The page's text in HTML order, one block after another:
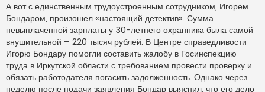
А вот с единственным трудоустроенным сотрудником, Игорем
Бондаром, произошел «настоящий детектив». Сумма
невыплаченной зарплаты у 30-летнего охранника была самой
внушительной – 220 тысяч рублей. В Центре справедливости
Игорю Бондару помогли составить жалобу в Госинспекцию
труда в Иркутской области с требованием провести проверку и
обязать работодателя погасить задолженность. Однако через
неделю после подачи заявления Бондар выяснил, что его дело